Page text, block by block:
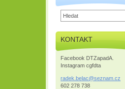
KONTAKT
Facebook DTZapadA.
Instagram cgfdta
radek.belac@seznam.cz
602 278 738